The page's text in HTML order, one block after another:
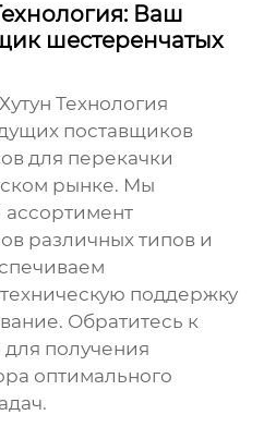
Ваш
шестеренчатых
Технология
поставщиков
для перекачки
рынке. Мы
различных типов и
поддержку
Обратитесь к
получения
оптимального